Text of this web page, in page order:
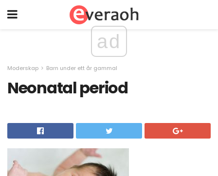
ad
Moderskap Barn under ett år gammal
Neonatal period